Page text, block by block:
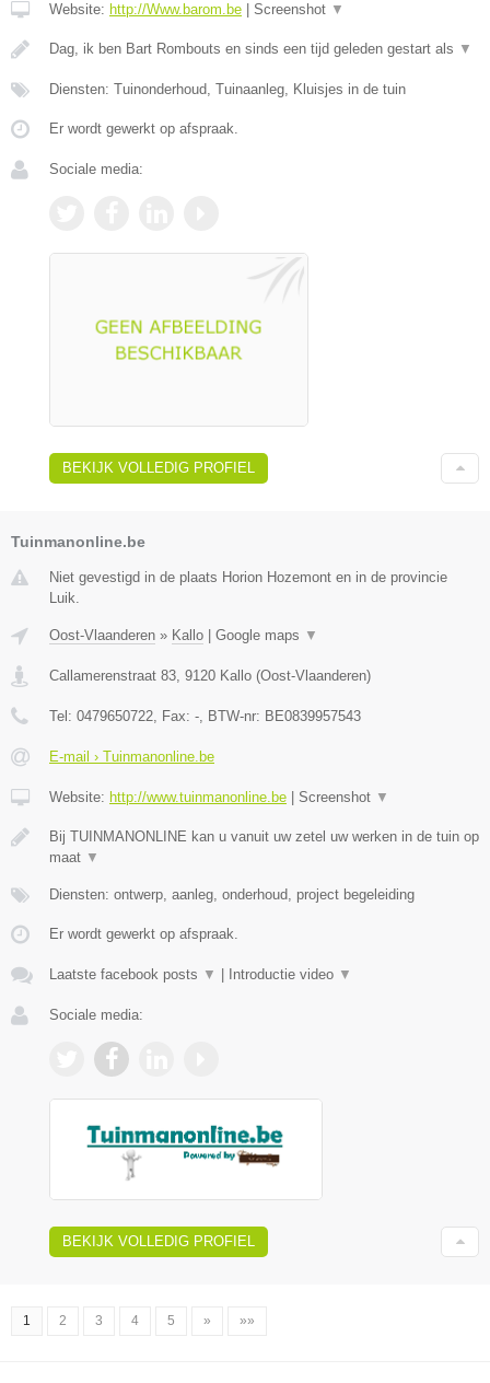
Website: http://Www.barom.be Screenshot ▼
Dag, ik ben Bart Rombouts en sinds een tijd geleden gestart als ▼
Diensten: Tuinonderhoud, Tuinaanleg, Kluisjes in de tuin
Er wordt gewerkt op afspraak.
Sociale media:
BEKIJK VOLLEDIG PROFIEL
Tuinmanonline.be
Niet gevestigd in de plaats Horion Hozemont en in de provincie
Luik.
Oost-Vlaanderen » Kallo Google maps ▼
Callamerenstraat 83 9120 Kallo (Oost-Vlaanderen)
Tel: 0479650722 , Fax: - , BTW-nr: BE0839957543
E-mail › Tuinmanonline.be
Website: http://www.tuinmanonline.be Screenshot ▼
Bij TUINMANONLINE kan u vanuit uw zetel uw werken in de tuin op
maat ▼
Diensten: ontwerp, aanleg, onderhoud, project begeleiding
Er wordt gewerkt op afspraak.
Laatste facebook posts ▼ Introductie video ▼
Sociale media:
BEKIJK VOLLEDIG PROFIEL
1 2 3 4 5 » »»